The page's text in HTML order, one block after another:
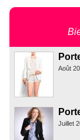
Août
Juillet